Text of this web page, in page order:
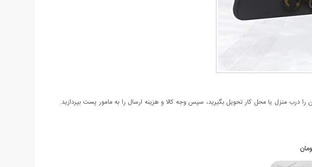
منزل یا محل کار تحویل بگیرید، سپس وجه کالا و هزینه ارسال را به مامور پست بپردازید.